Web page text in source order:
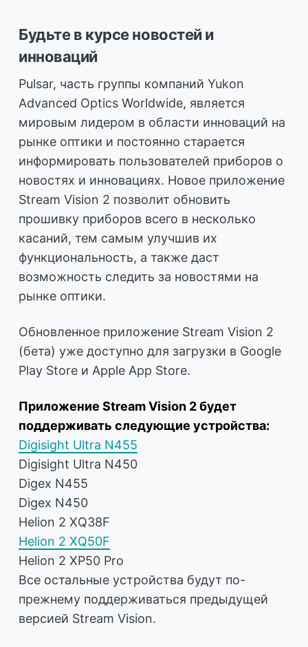
Будьте в курсе новостей и
инноваций
Pulsar, часть группы компаний Yukon
Advanced Optics Worldwide, является
мировым лидером в области инноваций на
рынке оптики и постоянно старается
информировать пользователей приборов о
новостях и инновациях. Новое приложение
Stream Vision 2 позволит обновить
прошивку приборов всего в несколько
касаний, тем самым улучшив их
функциональность, а также даст
возможность следить за новостями на
рынке оптики.
Обновленное приложение Stream Vision 2
(бета) уже доступно для загрузки в Google
Play Store и Apple App Store.
Приложение Stream Vision 2 будет
поддерживать следующие устройства:
Digisight Ultra N455
Digisight Ultra N450
Digex N455
Digex N450
Helion 2 XQ38F
Helion 2 XQ50F
Helion 2 XP50 Pro
Все остальные устройства будут по-
прежнему поддерживаться предыдущей
версией Stream Vision.